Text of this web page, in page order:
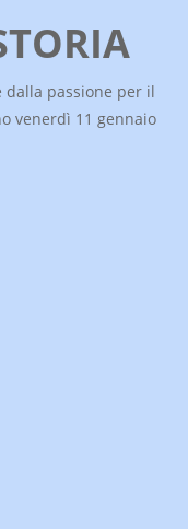
dalla passione per il
venerdì 11 gennaio